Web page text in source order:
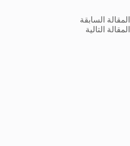
المقالة السابقة
المقالة التالية